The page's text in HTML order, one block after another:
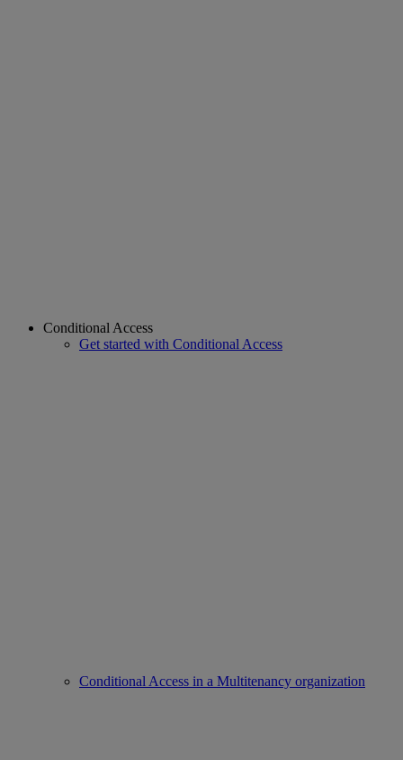
Conditional Access
Get started with Conditional Access
Conditional Access in a Multitenancy organization